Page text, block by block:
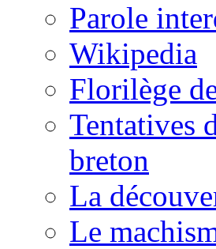
Parole
Wikipedia
Florilège
Tentatives
breton
La
Le